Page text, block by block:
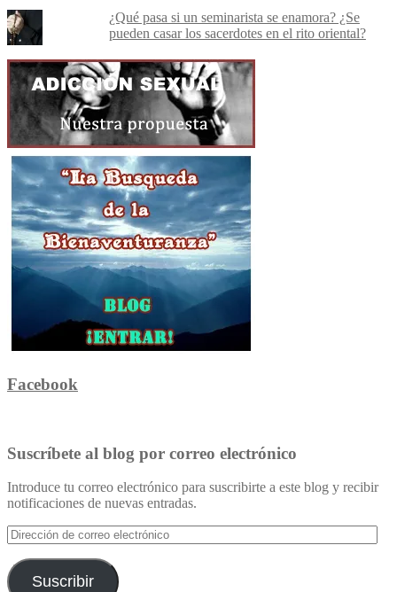
¿Qué pasa si un seminarista se enamora? ¿Se
pueden casar los sacerdotes en el rito oriental?
Facebook
Suscríbete al blog por correo electrónico
Introduce tu correo electrónico para suscribirte a este blog y recibir
notificaciones de nuevas entradas.
Dirección
de
correo
electrónico
Suscribir